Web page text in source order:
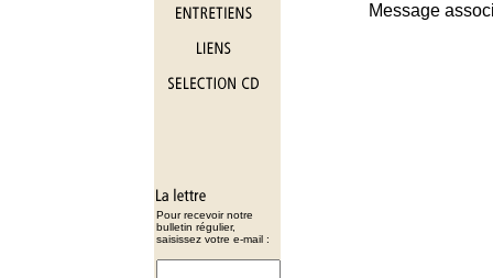
Pour recevoir notre
bulletin régulier,
saisissez votre e-mail :
Message